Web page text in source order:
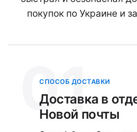
покупок по Украине и
01
СПОСОБ ДОСТАВКИ
Доставка в
Новой почты